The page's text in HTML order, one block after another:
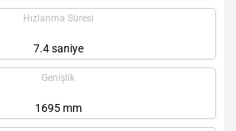
Hızlanma Süresi
7.4 saniye
Genişlik
1695 mm